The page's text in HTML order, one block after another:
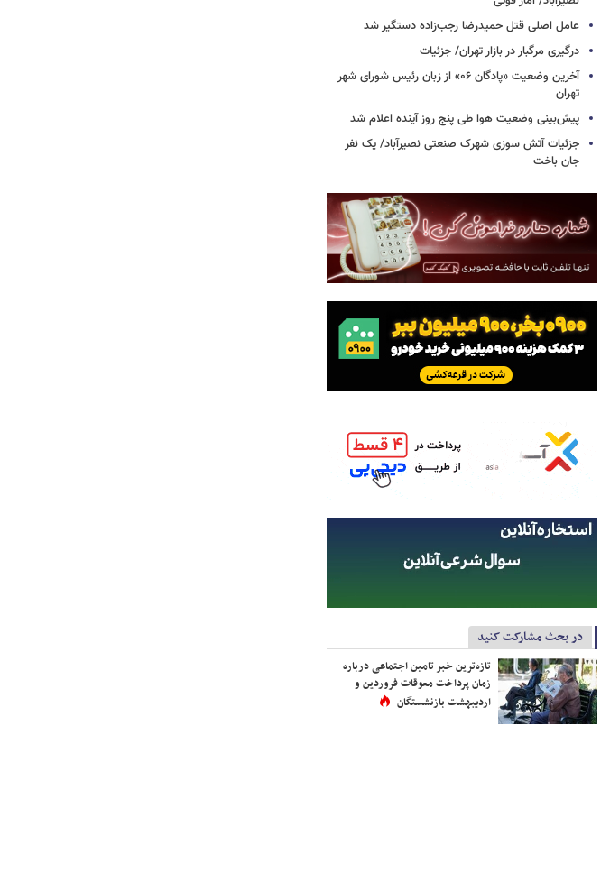
عامل اصلی قتل حمیدرضا رجب‌زاده دستگیر شد
درگیری مرگبار در بازار تهران/ جزئیات
آخرین وضعیت «پادگان ۰۶» از زبان رئیس شورای شهر
تهران
پیش‌بینی وضعیت هوا طی پنج روز آینده اعلام شد
جزئیات آتش سوزی شهرک صنعتی نصیرآباد/ یک نفر
جان باخت
در بحث مشارکت کنید
تازه‌ترین خبر تامین اجتماعی درباره
زمان پرداخت معوقات فروردین و
اردیبهشت بازنشستگان